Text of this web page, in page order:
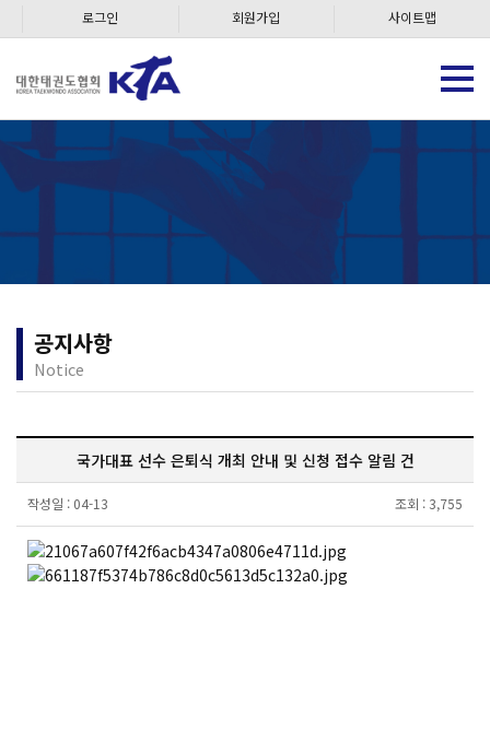
로그인 회원가입 사이트맵
공지사항
Notice
국가대표 선수 은퇴식 개최 안내 및 신청 접수 알림 건
작성일 : 04-13 조회 : 3,755